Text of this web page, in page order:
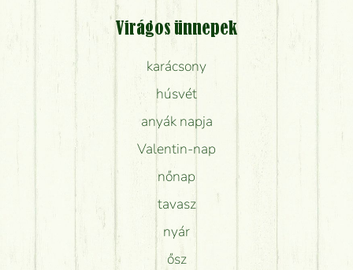
Virágos ünnepek
karácsony
húsvét
anyák napja
Valentin-nap
nőnap
tavasz
nyár
ősz